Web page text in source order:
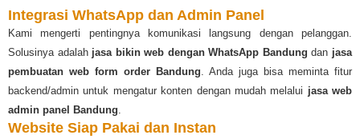
Integrasi WhatsApp dan Admin Panel
Kami mengerti pentingnya komunikasi langsung dengan pelanggan.
Solusinya adalah jasa bikin web dengan WhatsApp Bandung dan jasa
pembuatan web form order Bandung. Anda juga bisa meminta fitur
backend/admin untuk mengatur konten dengan mudah melalui jasa web
admin panel Bandung.
Website Siap Pakai dan Instan